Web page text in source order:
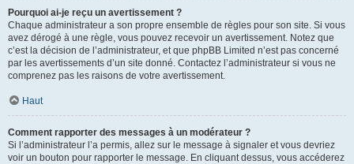
Pourquoi ai-je reçu un avertissement ?
Chaque administrateur a son propre ensemble de règles pour son site. Si vous
avez dérogé à une règle, vous pouvez recevoir un avertissement. Notez que
c’est la décision de l’administrateur, et que phpBB Limited n’est pas concerné
par les avertissements d’un site donné. Contactez l’administrateur si vous ne
comprenez pas les raisons de votre avertissement.
Haut
Comment rapporter des messages à un modérateur ?
Si l’administrateur l’a permis, allez sur le message à signaler et vous devriez
voir un bouton pour rapporter le message. En cliquant dessus, vous accéderez